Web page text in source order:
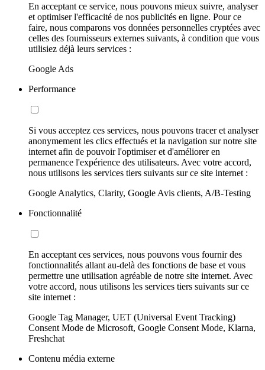
En acceptant ce service, nous pouvons mieux suivre, analyser
et optimiser l'efficacité de nos publicités en ligne. Pour ce
faire, nous comparons vos données personnelles cryptées avec
celles des fournisseurs externes suivants, à condition que vous
utilisiez déjà leurs services :
Google Ads
Performance
Si vous acceptez ces services, nous pouvons tracer et analyser
anonymement les clics effectués et la navigation sur notre site
internet afin de pouvoir l'optimiser et d'améliorer en
permanence l'expérience des utilisateurs. Avec votre accord,
nous utilisons les services tiers suivants sur ce site internet :
Google Analytics, Clarity, Google Avis clients, A/B-Testing
Fonctionnalité
En acceptant ces services, nous pouvons vous fournir des
fonctionnalités allant au-delà des fonctions de base et vous
permettre une utilisation agréable de notre site internet. Avec
votre accord, nous utilisons les services tiers suivants sur ce
site internet :
Google Tag Manager, UET (Universal Event Tracking)
Consent Mode de Microsoft, Google Consent Mode, Klarna,
Freshchat
Contenu média externe